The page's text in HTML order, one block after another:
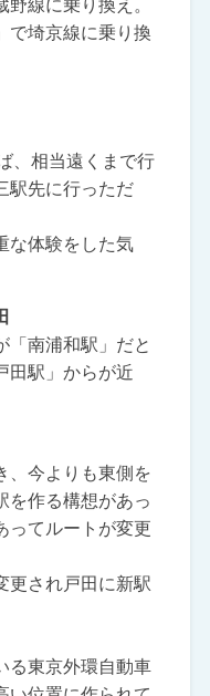
線に乗り換え。
埼京線に乗り換
、相当遠くまで行
駅先に行っただ
な体験をした気
南浦和駅」だと
田駅」からが近
今よりも東側を
を作る構想があっ
ってルートが変更
され戸田に新駅
る東京外環自動車